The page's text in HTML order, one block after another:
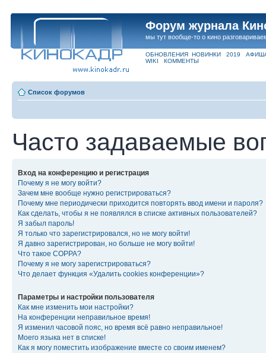
Форум журнала
мы тут вообще-то о кино
ОБНОВЛЕНИЯ НОВИНКИ 2019
WIKI
КОММЕНТЫ
Список форумов
Часто задаваемые
Вход на конференцию и регистрация
Почему я не могу войти?
Зачем мне вообще нужно регистрироваться?
Почему мне периодически приходится повторять ввод имени и пароля?
Как сделать, чтобы я не появлялся в списке активных пользователей?
Я забыл пароль!
Я только что зарегистрировался, но не могу войти!
Я давно зарегистрирован, но больше не могу войти!
Что такое COPPA?
Почему я не могу зарегистрироваться?
Что делает функция «Удалить cookies конференции»?
Параметры и настройки пользователя
Как мне изменить мои настройки?
На конференции неправильное время!
Я изменил часовой пояс, но время всё равно неправильное!
Моего языка нет в списке!
Как я могу поместить изображение вместе со своим именем?